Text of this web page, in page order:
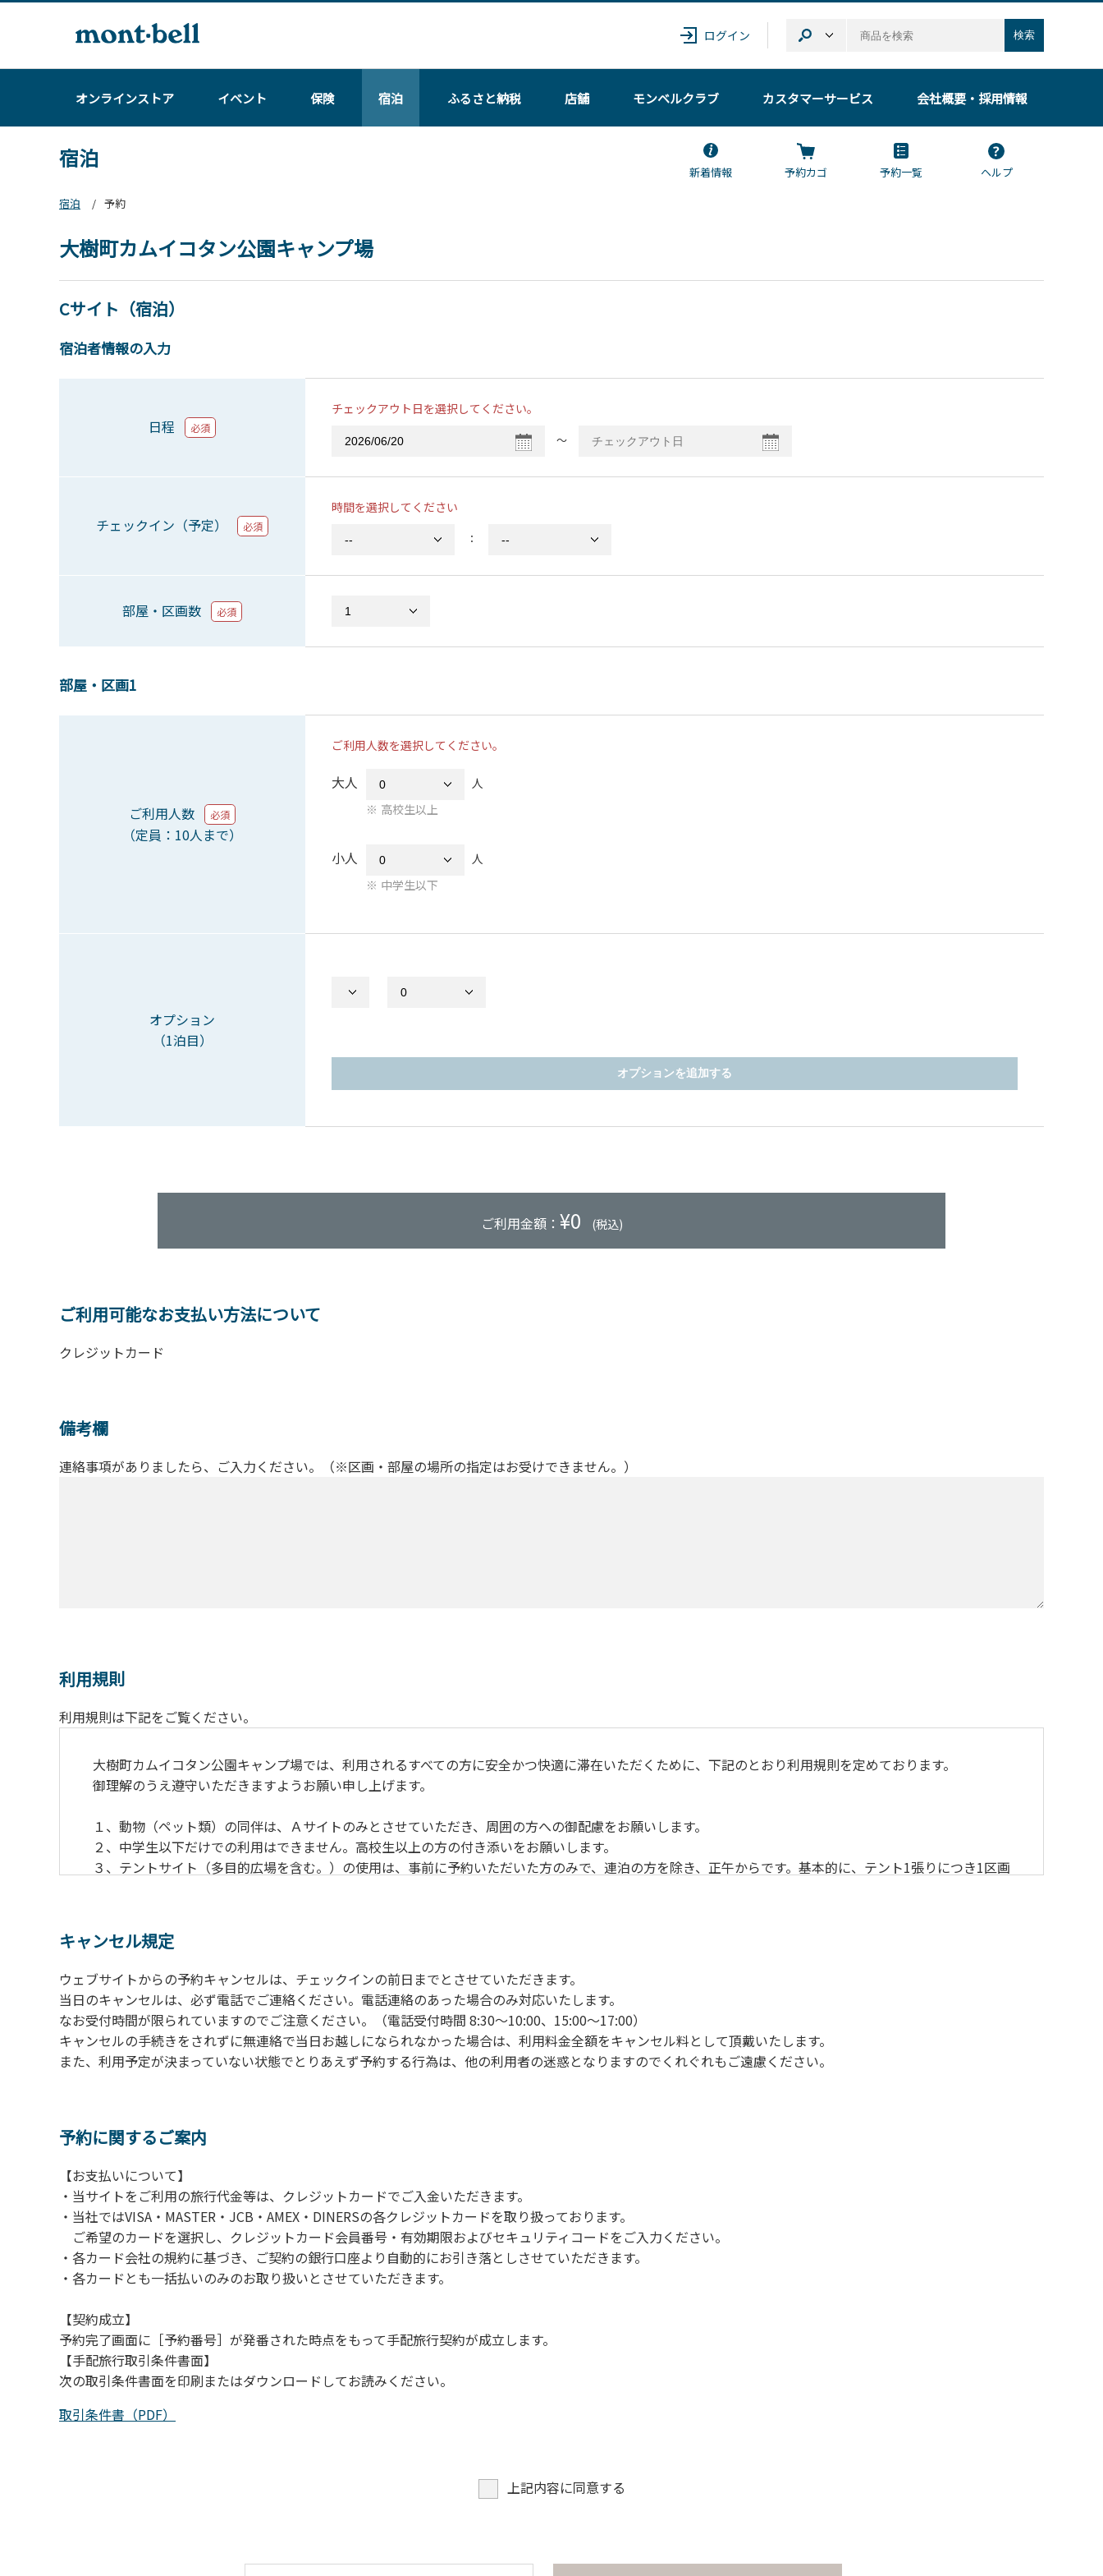
ログイン 検索
オンラインストア イベント 保険 宿泊 ふるさと納税 店舗 モンベルクラブ カスタマーサービス 会社概要・採用情報
宿泊
新着情報 予約カゴ 予約一覧
ヘルプ
宿泊
予約
大樹町カムイコタン公園キャンプ場
Cサイト（宿泊）
宿泊者情報の入力
日程 必須
チェックアウト日を選択してください。
〜
チェックイン（予定） 必須
時間を選択してください
：
部屋・区画数 必須
部屋・区画1
ご利用人数 必須
（定員：10人まで）
ご利用人数を選択してください。
大人
人
高校生以上
小人
人
中学生以下
オプション
（1泊目）
オプションを追加する
ご利用金額： ¥0 (税込)
ご利用可能なお支払い方法について
クレジットカード
備考欄
連絡事項がありましたら、ご入力ください。（※区画・部屋の場所の指定はお受けできません。）
利用規則
利用規則は下記をご覧ください。
大樹町カムイコタン公園キャンプ場では、利用されるすべての方に安全かつ快適に滞在いただくために、下記のとおり利用規則を定めております。
御理解のうえ遵守いただきますようお願い申し上げます。
１、動物（ペット類）の同伴は、Ａサイトのみとさせていただき、周囲の方への御配慮をお願いします。
２、中学生以下だけでの利用はできません。高校生以上の方の付き添いをお願いします。
３、テントサイト（多目的広場を含む。）の使用は、事前に予約いただいた方のみで、連泊の方を除き、正午からです。基本的に、テント1張りにつき1区画
４、車両は、荷物の積み下ろし時以外は、駐車場にとめてください。
５、チェックアウトは、午前10時まで（日帰り使用の場合は午後5時まで）です。チェックインの手続きを行っていない方や使用人数が増えた場合は、必ず
手続きを行ってください。
６、ゴミは分別されたもののみ回収します。午前8時30分から午前10時までの間にゴミステーションに出してください。日帰り使用の方及び午前７時30分前
にチェックアウトする方は、お持ち帰りをお願いします。
【禁止事項】
カラオケ、発電機、地面での直火による焚き火、キャンプファイヤー、打ち上げ式花火、テントサウナの設置
当キャンプ場のそばを流れる歴舟川は、上流で雨が降ると短時間で増水し、川原で遊んでいると大変危険な状態になりやすく、過去にも増水により人が流
（１）川原にテントやタープを張らない。
（２）雨が降ったときは川原で遊ばない。
（３）カムイコタン公園キャンプ場で雨が降らなくても、上流で雨が降り急に増水することがあるので、水の濁りに注意し、濁り始めたときには直ちに川原
での遊びを中止する。
（４）キャンプ場の管理者や地元住民から川についての注意や警告があった場合は素直に耳を傾け、指示に従う。
キャンセル規定
ウェブサイトからの予約キャンセルは、チェックインの前日までとさせていただきます。
当日のキャンセルは、必ず電話でご連絡ください。電話連絡のあった場合のみ対応いたします。
なお受付時間が限られていますのでご注意ください。（電話受付時間 8:30～10:00、15:00～17:00）
キャンセルの手続きをされずに無連絡で当日お越しになられなかった場合は、利用料金全額をキャンセル料として頂戴いたします。
また、利用予定が決まっていない状態でとりあえず予約する行為は、他の利用者の迷惑となりますのでくれぐれもご遠慮ください。
予約に関するご案内
【お支払いについて】
・当サイトをご利用の旅行代金等は、クレジットカードでご入金いただきます。
・当社ではVISA・MASTER・JCB・AMEX・DINERSの各クレジットカードを取り扱っております。
ご希望のカードを選択し、クレジットカード会員番号・有効期限およびセキュリティコードをご入力ください。
・各カード会社の規約に基づき、ご契約の銀行口座より自動的にお引き落としさせていただきます。
・各カードとも一括払いのみのお取り扱いとさせていただきます。
【契約成立】
予約完了画面に［予約番号］が発番された時点をもって手配旅行契約が成立します。
【手配旅行取引条件書面】
次の取引条件書面を印刷またはダウンロードしてお読みください。
取引条件書（PDF）
上記内容に同意する